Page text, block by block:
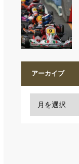
アーカイブ